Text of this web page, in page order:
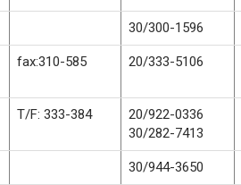
30/300-1596
fax:310-585 20/333-5106
T/F: 333-384
20/922-0336
30/282-7413
30/944-3650